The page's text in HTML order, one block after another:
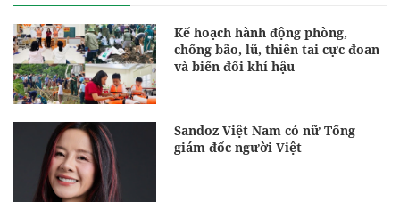
Kế hoạch hành động phòng,
chống bão, lũ, thiên tai cực đoan
và biến đổi khí hậu
Sandoz Việt Nam có nữ Tổng
giám đốc người Việt